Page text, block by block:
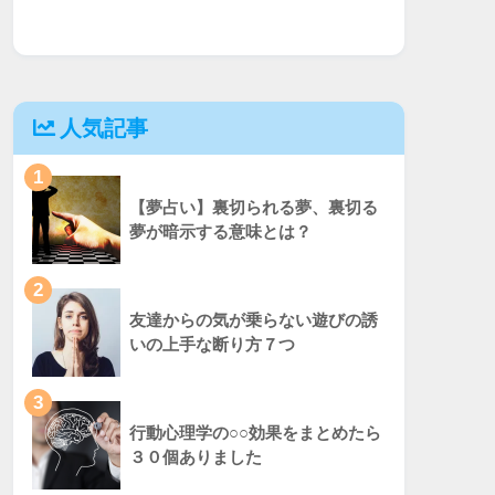
人気記事
1
【夢占い】裏切られる夢、裏切る
夢が暗示する意味とは？
2
友達からの気が乗らない遊びの誘
いの上手な断り方７つ
3
行動心理学の○○効果をまとめたら
３０個ありました